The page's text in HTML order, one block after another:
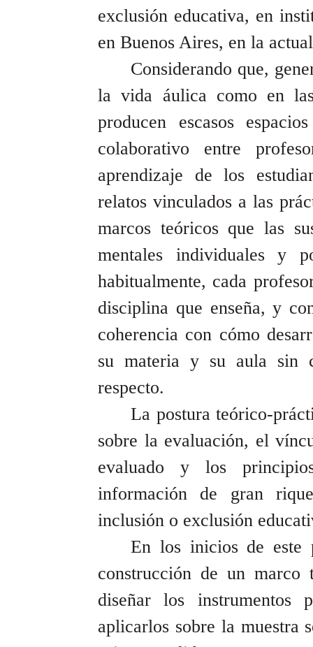
exclusión educativa, en
en Buenos Aires, en la
Considerando que,
la vida áulica como en
producen escasos
colaborativo entre
aprendizaje de los
relatos vinculados a las
marcos teóricos que las
mentales individuales y
habitualmente, cada
disciplina que enseña, y
coherencia con cómo
su materia y su aula sin
respecto.
La postura teórico-
sobre la evaluación, el
evaluado y los
información de gran
inclusión o exclusión
En los inicios de este
construcción de un marco
diseñar los instrumentos
aplicarlos sobre la muestra